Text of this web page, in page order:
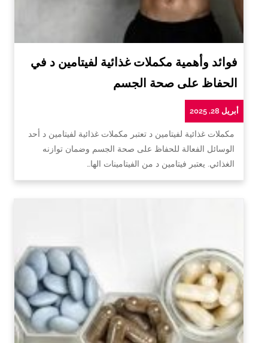
فوائد وأهمية مكملات غذائية لفيتامين د في
الحفاظ على صحة الجسم
أبريل 28, 2025
مكملات غذائية لفيتامين د تعتبر مكملات غذائية لفيتامين د أحد
الوسائل الفعالة للحفاظ على صحة الجسم وضمان توازنه
الغذائي. يعتبر فيتامين د من الفيتامينات الها…